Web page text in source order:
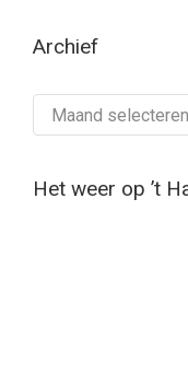
Archief
Het weer op ’t